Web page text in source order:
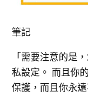
筆記
「需要注意的是
私設定。 而且你
保護，而且你永